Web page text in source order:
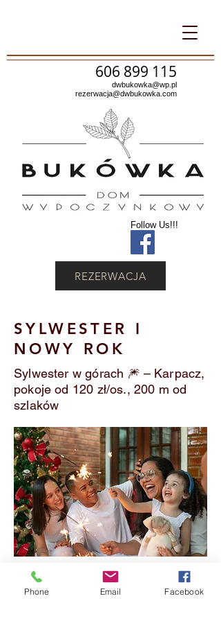
606 899 115
dwbukowka@wp.pl
rezerwacja@dwbukowka.com
Follow Us!!!
REZERWACJA
SYLWESTER I
NOWY ROK
Sylwester w górach 🎆 – Karpacz,
pokoje od 120 zł/os., 200 m od
szlaków
Powitaj Nowy Rok w Domu Bukówka
w Karpaczu!
Phone Email Facebook